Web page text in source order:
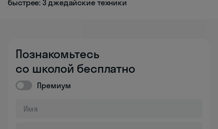
быстрее: 3 джедайские техники
Познакомьтесь
со школой бесплатно
Премиум